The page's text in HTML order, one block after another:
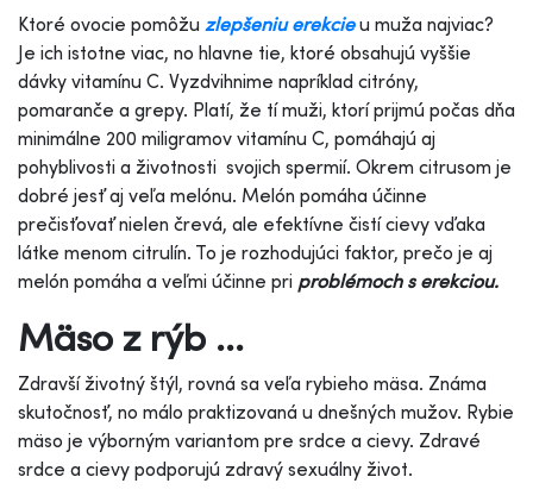
Ktoré ovocie pomôžu zlepšeniu erekcieu muža najviac?
Je ich istotne viac, no hlavne tie, ktoré obsahujú vyššie
dávky vitamínu C. Vyzdvihnime napríklad citróny,
pomaranče a grepy. Platí, že tí muži, ktorí prijmú počas dňa
minimálne 200 miligramov vitamínu C, pomáhajú aj
pohyblivosti a životnosti svojich spermií. Okrem citrusom je
dobré jesť aj veľa melónu. Melón pomáha účinne
prečisťovať nielen črevá, ale efektívne čistí cievy vďaka
látke menom citrulín. To je rozhodujúci faktor, prečo je aj
melón pomáha a veľmi účinne pri problémoch s erekciou.
Mäso z rýb ...
Zdravší životný štýl, rovná sa veľa rybieho mäsa. Známa
skutočnosť, no málo praktizovaná u dnešných mužov. Rybie
mäso je výborným variantom pre srdce a cievy. Zdravé
srdce a cievy podporujú zdravý sexuálny život.